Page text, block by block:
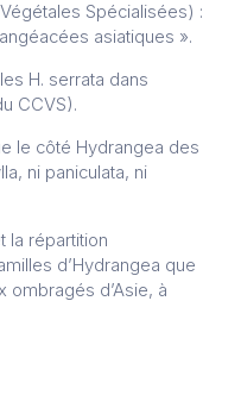
Spécialisées) :
asiatiques ».
H. serrata dans
CCVS).
le côté Hydrangea des
ni paniculata, ni
la répartition
d’Hydrangea que
ombragés d’Asie, à